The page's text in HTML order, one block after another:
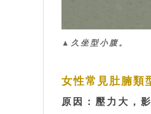
▲久坐型小腹。
女性常見肚腩類
原因：壓力大，